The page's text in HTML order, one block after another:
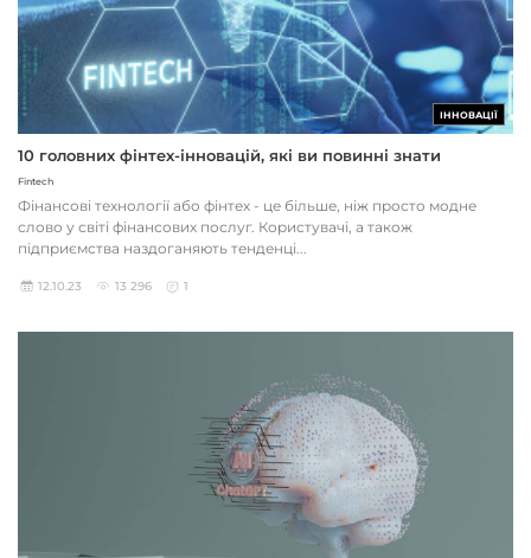
ІННОВАЦІЇ
10 головних фінтех-інновацій, які ви повинні знати
Fintech
Фінансові технології або фінтех - це більше, ніж просто модне
слово у світі фінансових послуг. Користувачі, а також
підприємства наздоганяють тенденці...
12.10.23 13 296 1